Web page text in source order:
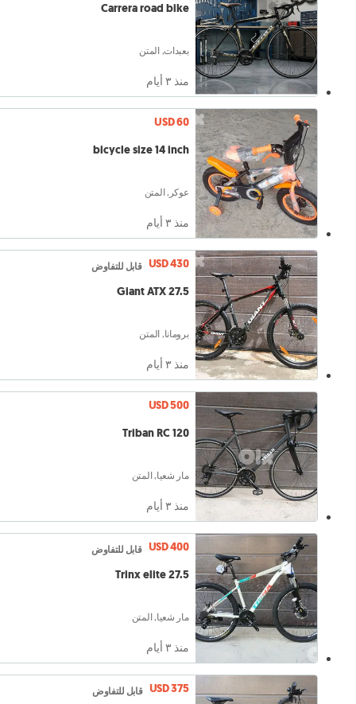
Carrera road bike
بعبدات, المتن
منذ ٣ أيام
USD 60
bicycle size 14 inch
عوكر, المتن
منذ ٣ أيام
USD 430 قابل للتفاوض
Giant ATX 27.5
برومانا, المتن
منذ ٣ أيام
USD 500
Triban RC 120
مار شعيا, المتن
منذ ٣ أيام
USD 400 قابل للتفاوض
Trinx elite 27.5
مار شعيا, المتن
منذ ٣ أيام
USD 375 قابل للتفاوض